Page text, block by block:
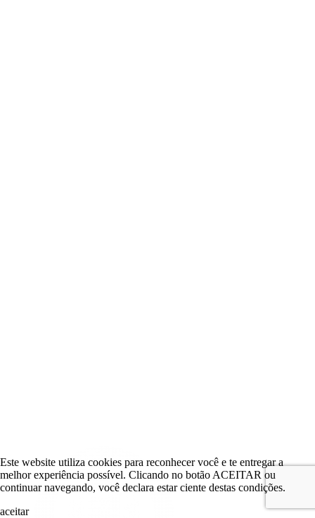
Este website utiliza cookies para reconhecer você e te entregar a
melhor experiência possível. Clicando no botão ACEITAR ou
continuar navegando, você declara estar ciente destas condições.
aceitar